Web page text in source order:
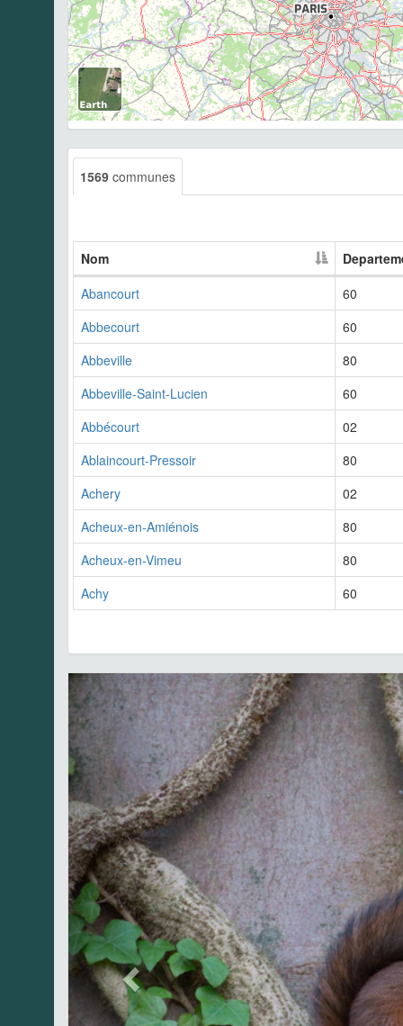
1569 communes
Nom
Abancourt
60
Abbecourt
60
Abbeville
80
Abbeville-Saint-Lucien
60
Abbécourt
02
Ablaincourt-Pressoir
80
Achery
02
Acheux-en-Amiénois
80
Acheux-en-Vimeu
80
Achy
60